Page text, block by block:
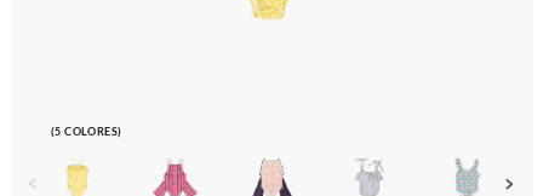
(5 COLORES)